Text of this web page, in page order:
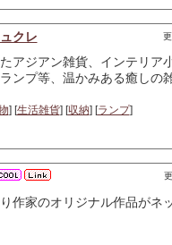
クレ
アジアン雑貨、インテリ
ンプ等、温かみある癒しの
] [生活雑貨] [収納] [ランプ]
作家のオリジナル作品がネ